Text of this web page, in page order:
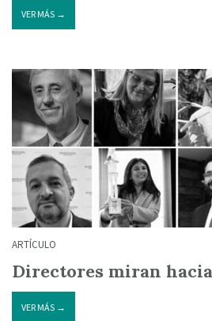
VER MÁS →
ARTÍCULO
Directores miran
VER MÁS →